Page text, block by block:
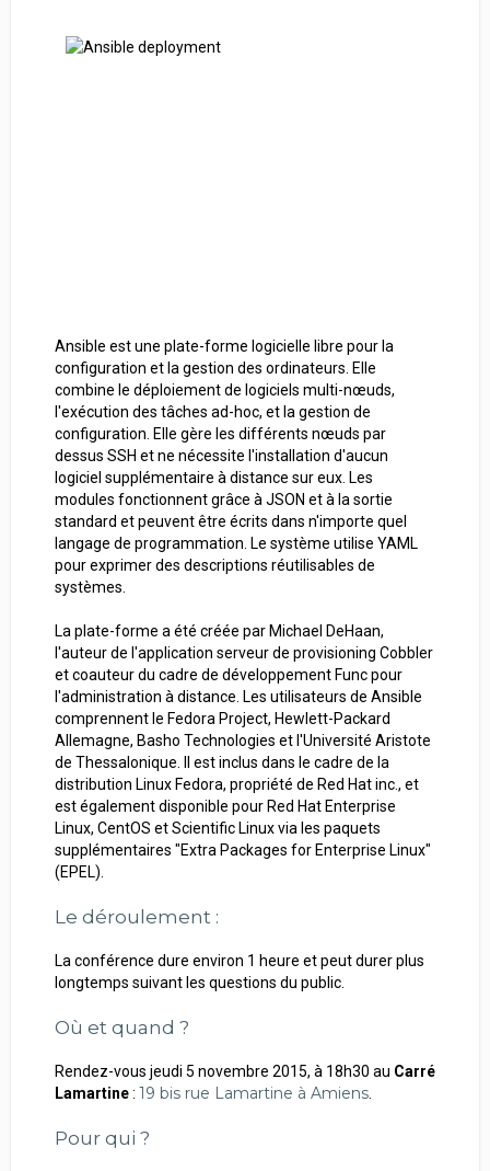
Ansible est une plate-forme logicielle libre pour la
configuration et la gestion des ordinateurs. Elle
combine le déploiement de logiciels multi-nœuds,
l'exécution des tâches ad-hoc, et la gestion de
configuration. Elle gère les différents nœuds par
dessus SSH et ne nécessite l'installation d'aucun
logiciel supplémentaire à distance sur eux. Les
modules fonctionnent grâce à JSON et à la sortie
standard et peuvent être écrits dans n'importe quel
langage de programmation. Le système utilise YAML
pour exprimer des descriptions réutilisables de
systèmes.
La plate-forme a été créée par Michael DeHaan,
l'auteur de l'application serveur de provisioning Cobbler
et coauteur du cadre de développement Func pour
l'administration à distance. Les utilisateurs de Ansible
comprennent le Fedora Project, Hewlett-Packard
Allemagne, Basho Technologies et l'Université Aristote
de Thessalonique. Il est inclus dans le cadre de la
distribution Linux Fedora, propriété de Red Hat inc., et
est également disponible pour Red Hat Enterprise
Linux, CentOS et Scientific Linux via les paquets
supplémentaires "Extra Packages for Enterprise Linux"
(EPEL).
Le déroulement :
La conférence dure environ 1 heure et peut durer plus
longtemps suivant les questions du public.
Où et quand ?
Rendez-vous jeudi 5 novembre 2015, à 18h30 au Carré
Lamartine: 19 bis rue Lamartine à Amiens
Pour qui ?